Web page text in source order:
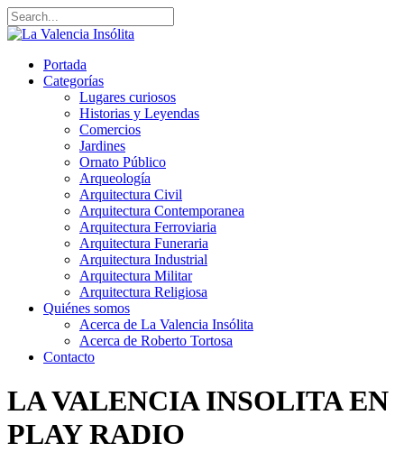
Portada
Categorías
Lugares curiosos
Historias y Leyendas
Comercios
Jardines
Ornato Público
Arqueología
Arquitectura Civil
Arquitectura Contemporanea
Arquitectura Ferroviaria
Arquitectura Funeraria
Arquitectura Industrial
Arquitectura Militar
Arquitectura Religiosa
Quiénes somos
Acerca de La Valencia Insólita
Acerca de Roberto Tortosa
Contacto
LA VALENCIA INSOLITA EN
PLAY RADIO